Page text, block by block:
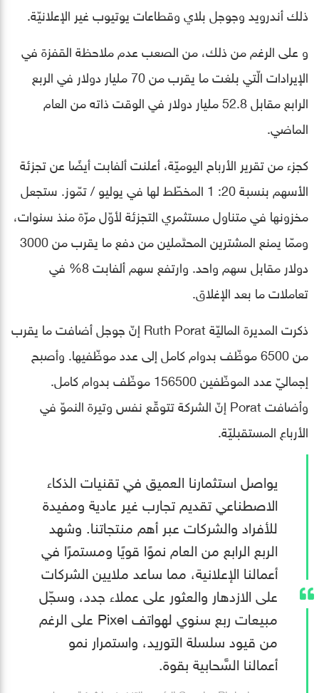
ذلك أندرويد وجوجل بلاي وقطاعات يوتيوب غير الإعلانيّة.
و على الرغم من ذلك، من الصعب عدم ملاحظة القفزة في
الإيرادات الّتي بلغت ما يقرب من 70 مليار دولار في الربع
الرابع مقابل 52.8 مليار دولار في الوقت ذاته من العام
الماضي.
كجزء من تقرير الأرباح اليوميّة، أعلنت ألفابت أيضًا عن تجزئة
الأسهم بنسبة 20: 1 المخطّط لها في يوليو / تمّوز. ستجعل
مخزونها في متناول مستثمري التجزئة لأوّل مرّة منذ سنوات،
وممّا يمنع المشترين المحتَملين من دفع ما يقرب من 3000
دولار مقابل سهم واحد. وارتفع سهم ألفابت 8% في
تعاملات ما بعد الإغلاق.
ذكرت المديرة الماليّة Ruth Porat إنّ جوجل أضافت ما يقرب
من 6500 موظّف بدوام كامل إلى عدد موظّفيها. وأصبح
إجماليّ عدد الموظّفين 156500 موظّف بدوام كامل.
وأضافت Porat إنّ الشركة تتوقّع نفس وتيرة النموّ في
الأرباع المستقبليّة.
يواصل استثمارنا العميق في تقنيات الذكاء
الاصطناعي تقديم تجارب غير عادية ومفيدة
للأفراد والشركات عبر أهم منتجاتنا. وشهد
الربع الرابع من العام نموًا قويًا ومستمرًا في
أعمالنا الإعلانية، مما ساعد ملايين الشركات
على الازدهار والعثور على عملاء جدد، وسجّل
مبيعات ربع سنوي لهواتف Pixel على الرغم
من قيود سلسلة التوريد، واستمرار نمو
أعمالنا السَّحابية بقوة.